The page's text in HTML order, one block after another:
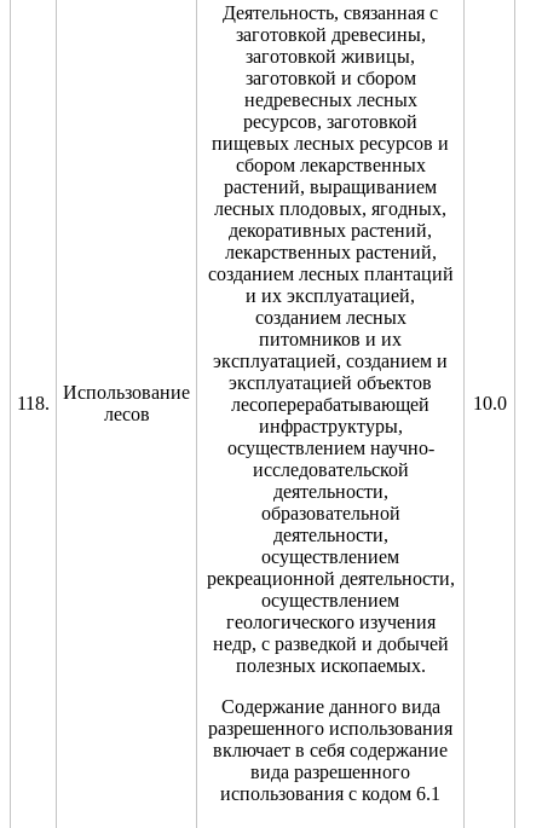
118.
Использование
лесов
Деятельность, связанная с
заготовкой древесины,
заготовкой живицы,
заготовкой и сбором
недревесных лесных
ресурсов, заготовкой
пищевых лесных ресурсов и
сбором лекарственных
растений, выращиванием
лесных плодовых, ягодных,
декоративных растений,
лекарственных растений,
созданием лесных плантаций
и их эксплуатацией,
созданием лесных
питомников и их
эксплуатацией, созданием и
эксплуатацией объектов
лесоперерабатывающей
инфраструктуры,
осуществлением научно-
исследовательской
деятельности,
образовательной
деятельности,
осуществлением
рекреационной деятельности,
осуществлением
геологического изучения
недр, с разведкой и добычей
полезных ископаемых.
Содержание данного вида
разрешенного использования
включает в себя содержание
вида разрешенного
использования с кодом 6.1
10.0